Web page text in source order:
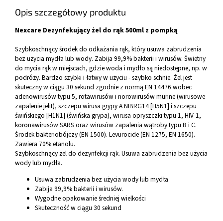
Opis szczegółowy produktu
Nexcare Dezynfekujący żel do rąk 500ml z pompką
Szybkoschnący środek do odkażania rąk, który usuwa zabrudzenia
bez użycia mydła lub wody. Zabija 99,9% bakterii i wirusów. Świetny
do mycia rąk w miejscach, gdzie woda i mydło są niedostępne, np. w
podróży. Bardzo szybki i łatwy w użyciu - szybko schnie. Żel jest
skuteczny w ciągu 30 sekund zgodnie z normą EN 14476 wobec
adenowirusów typu 5, rotawirusów i norowirusów murine (wirusowe
zapalenie jelit), szczepu wirusa grypy A NIBRG14 [H5N1] i szczepu
świńskiego [H1N1] (świńska grypa), wirusa opryszczki typu 1, HIV-1,
koronawirusów SARS oraz wirusów zapalenia wątroby typu B i C.
Środek bakteriobójczy (EN 1500). Levurocide (EN 1275, EN 1650).
Zawiera 70% etanolu.
Szybkoschnący żel do dezynfekcji rąk. Usuwa zabrudzenia bez użycia
wody lub mydła.
Usuwa zabrudzenia bez użycia wody lub mydła
Zabija 99,9% bakterii i wirusów.
Wygodne opakowanie średniej wielkości
Skuteczność w ciągu 30 sekund